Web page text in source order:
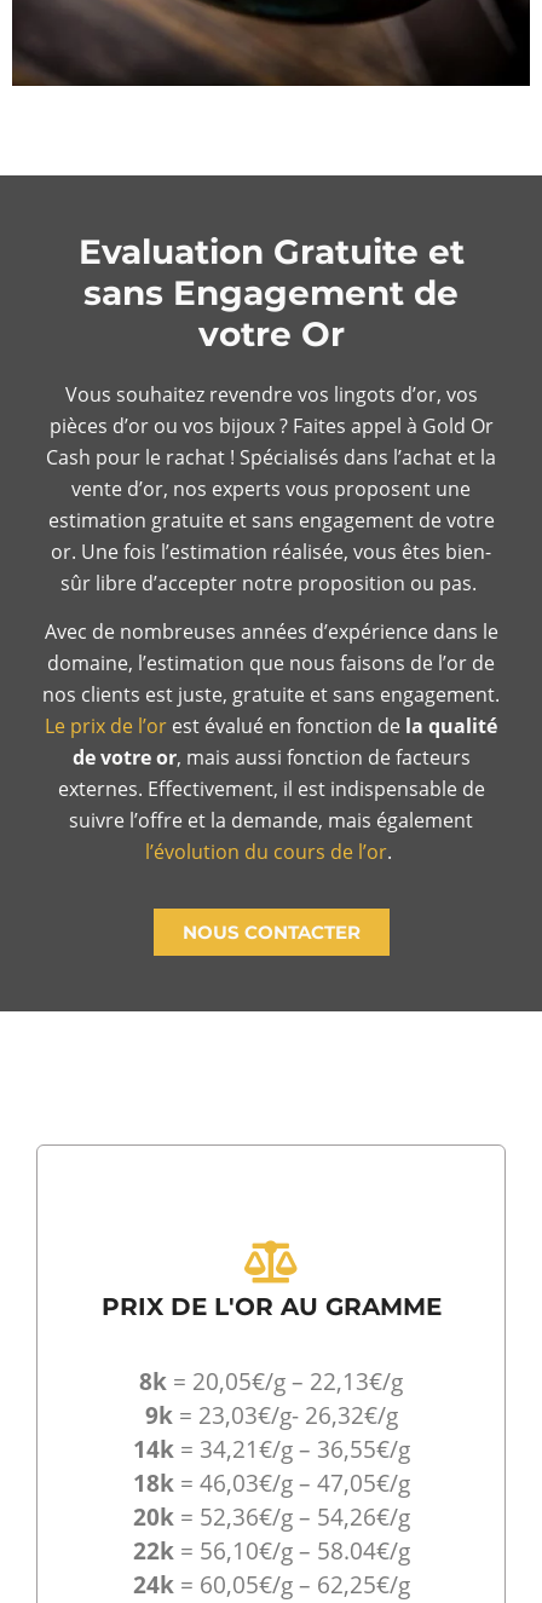
Evaluation Gratuite et
sans Engagement de
votre Or
Vous souhaitez revendre vos lingots d’or, vos
pièces d’or ou vos bijoux ? Faites appel à Gold Or
Cash pour le rachat ! Spécialisés dans l’achat et la
vente d’or, nos experts vous proposent une
estimation gratuite et sans engagement de votre
or. Une fois l’estimation réalisée, vous êtes bien-
sûr libre d’accepter notre proposition ou pas.
Avec de nombreuses années d’expérience dans le
domaine, l’estimation que nous faisons de l’or de
nos clients est juste, gratuite et sans engagement.
Le prix de l’or est évalué en fonction de la qualité
de votre or, mais aussi fonction de facteurs
externes. Effectivement, il est indispensable de
suivre l’offre et la demande, mais également
l’évolution du cours de l’or.
NOUS CONTACTER
PRIX DE L'OR AU GRAMME
8k = 20,05€/g – 22,13€/g
9k = 23,03€/g- 26,32€/g
14k = 34,21€/g – 36,55€/g
18k = 46,03€/g – 47,05€/g
20k = 52,36€/g – 54,26€/g
22k= 56,10€/g – 58.04€/g
24k= 60,05€/g – 62,25€/g